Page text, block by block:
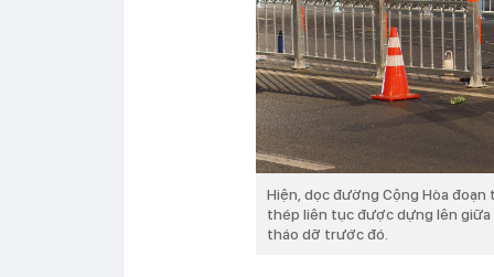
Hiện, dọc đường Cộng Hòa
thép liên tục được dựng lên
tháo dỡ trước đó.